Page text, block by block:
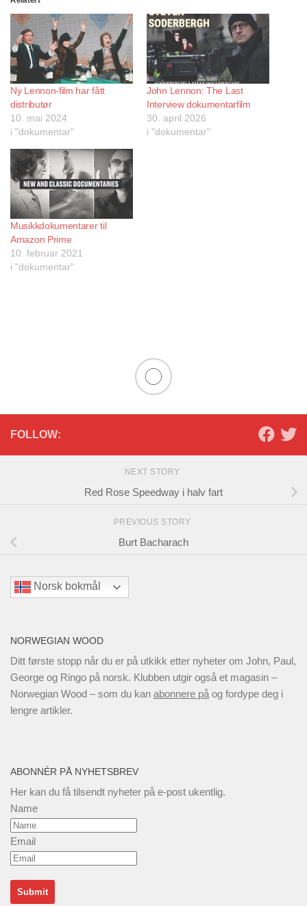
Ny Lennon-film har fått
distributør
10. mai 2024
i "dokumentar"
John Lennon: The Last
Interview dokumentarfilm
30. april 2026
i "dokumentar"
Musikkdokumentarer til
Amazon Prime
10. februar 2021
i "dokumentar"
FOLLOW:
NEXT STORY
Red Rose Speedway i halv fart
PREVIOUS STORY
Burt Bacharach
Norsk bokmål
NORWEGIAN WOOD
Ditt første stopp når du er på utkikk etter nyheter om John, Paul,
George og Ringo på norsk. Klubben utgir også et magasin –
Norwegian Wood – som du kan abonnere på og fordype deg i
lengre artikler.
ABONNÉR PÅ NYHETSBREV
Her kan du få tilsendt nyheter på e-post ukentlig.
Name
Email